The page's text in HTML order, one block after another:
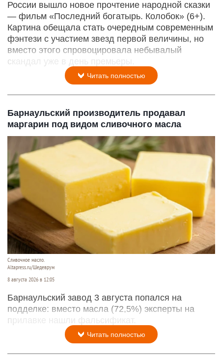
России вышло новое прочтение народной сказки
— фильм «Последний богатырь. Колобок» (6+).
Картина обещала стать очередным современным
фэнтези с участием звезд первой величины, но
вместо этого спровоцировала небывалый
скандал уже в день премьеры.
Читать полностью
Барнаульский производитель продавал
маргарин под видом сливочного масла
Сливочное масло.
Altapress.ru/Шедеврум
8 августа 2026 в 12:05
Барнаульский завод 3 августа попался на
подделке: вместо масла (72,5%) эксперты на
прилавке нашли фальсификат.
Читать полностью